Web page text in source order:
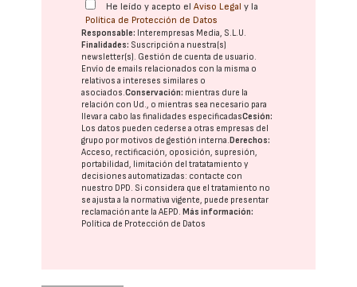
He leído y acepto elAviso Legal y la
Política de Protección de Datos
Responsable: Interempresas Media, S.L.U.
Finalidades: Suscripción a nuestra(s)
newsletter(s). Gestión de cuenta de usuario.
Envío de emails relacionados con la misma o
relativos a intereses similares o
asociados.Conservación: mientras dure la
relación con Ud., o mientras sea necesario para
llevar a cabo las finalidades especificadasCesión:
Los datos pueden cederse a otras empresas del
grupo por motivos de gestión interna. Derechos:
Acceso, rectificación, oposición, supresión,
portabilidad, limitación del tratatamiento y
decisiones automatizadas: contacte con
nuestro DPD. Si considera que el tratamiento no
se ajusta a la normativa vigente, puede presentar
reclamación ante laAEPD. Más información:
Política de Protección de Datos